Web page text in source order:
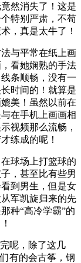
然消失了！这是
特别严肃，不苟
，真是太牛了！
与平常在纸上画
看她娴熟的手法
条顺畅，没有一
时间的！就算是
美！虽然以前在
在手机上画画相
视频那么流畅，
练成的呢！
球场上打篮球的
，甚至比有些男
到男生，但是女
军凯旋归来的先
种“高冷学霸”的
呢，除了这几
有的会古筝，钢